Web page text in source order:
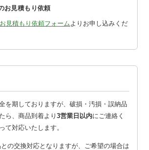
お見積もり依頼
見積もり依頼フォーム よりお申し込みくだ
を期しておりますが、破損・汚損・誤納品
ら、商品到着より 3営業日以内にご連絡く
て対応いたします。
の交換対応となりますが、ご希望の場合は